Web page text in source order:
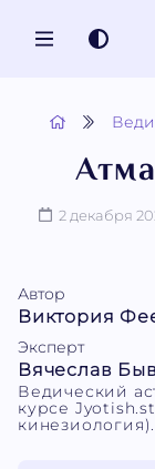
MENU
2 декабря
Автор
Виктория
Эксперт
Вячеслав
Ведический
курсе
кинезиология).